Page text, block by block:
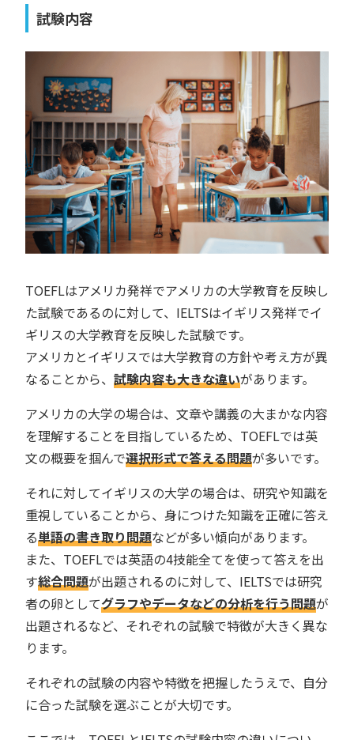
試験内容
TOEFLはアメリカ発祥でアメリカの大学教育を反映し
た試験であるのに対して、IELTSはイギリス発祥でイ
ギリスの大学教育を反映した試験です。
アメリカとイギリスでは大学教育の方針や考え方が異
なることから、 試験内容も大きな違いがあります。
アメリカの大学の場合は、文章や講義の大まかな内容
を理解することを目指しているため、TOEFLでは英
文の概要を掴んで選択形式で答える問題が多いです。
それに対してイギリスの大学の場合は、研究や知識を
重視していることから、身につけた知識を正確に答え
る単語の書き取り問題などが多い傾向があります。
また、TOEFLでは英語の4技能全てを使って答えを出
す総合問題が出題されるのに対して、IELTSでは研究
者の卵としてグラフやデータなどの分析を行う問題が
出題されるなど、それぞれの試験で特徴が大きく異な
ります。
それぞれの試験の内容や特徴を把握したうえで、自分
に合った試験を選ぶことが大切です。